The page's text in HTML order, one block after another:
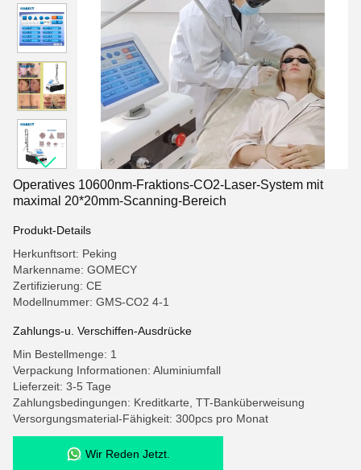
Operatives 10600nm-Fraktions-CO2-Laser-System mit
maximal 20*20mm-Scanning-Bereich
Produkt-Details
Herkunftsort: Peking
Markenname: GOMECY
Zertifizierung: CE
Modellnummer: GMS-CO2 4-1
Zahlungs-u. Verschiffen-Ausdrücke
Min Bestellmenge: 1
Verpackung Informationen: Aluminiumfall
Lieferzeit: 3-5 Tage
Zahlungsbedingungen: Kreditkarte, TT-Banküberweisung
Versorgungsmaterial-Fähigkeit: 300pcs pro Monat
Wir Reden Jetzt.